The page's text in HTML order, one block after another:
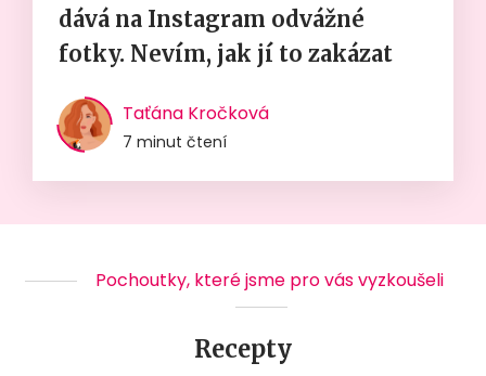
dává na Instagram odvážné
fotky. Nevím, jak jí to zakázat
Taťána Kročková
7 minut čtení
Pochoutky, které jsme pro vás vyzkoušeli
Recepty